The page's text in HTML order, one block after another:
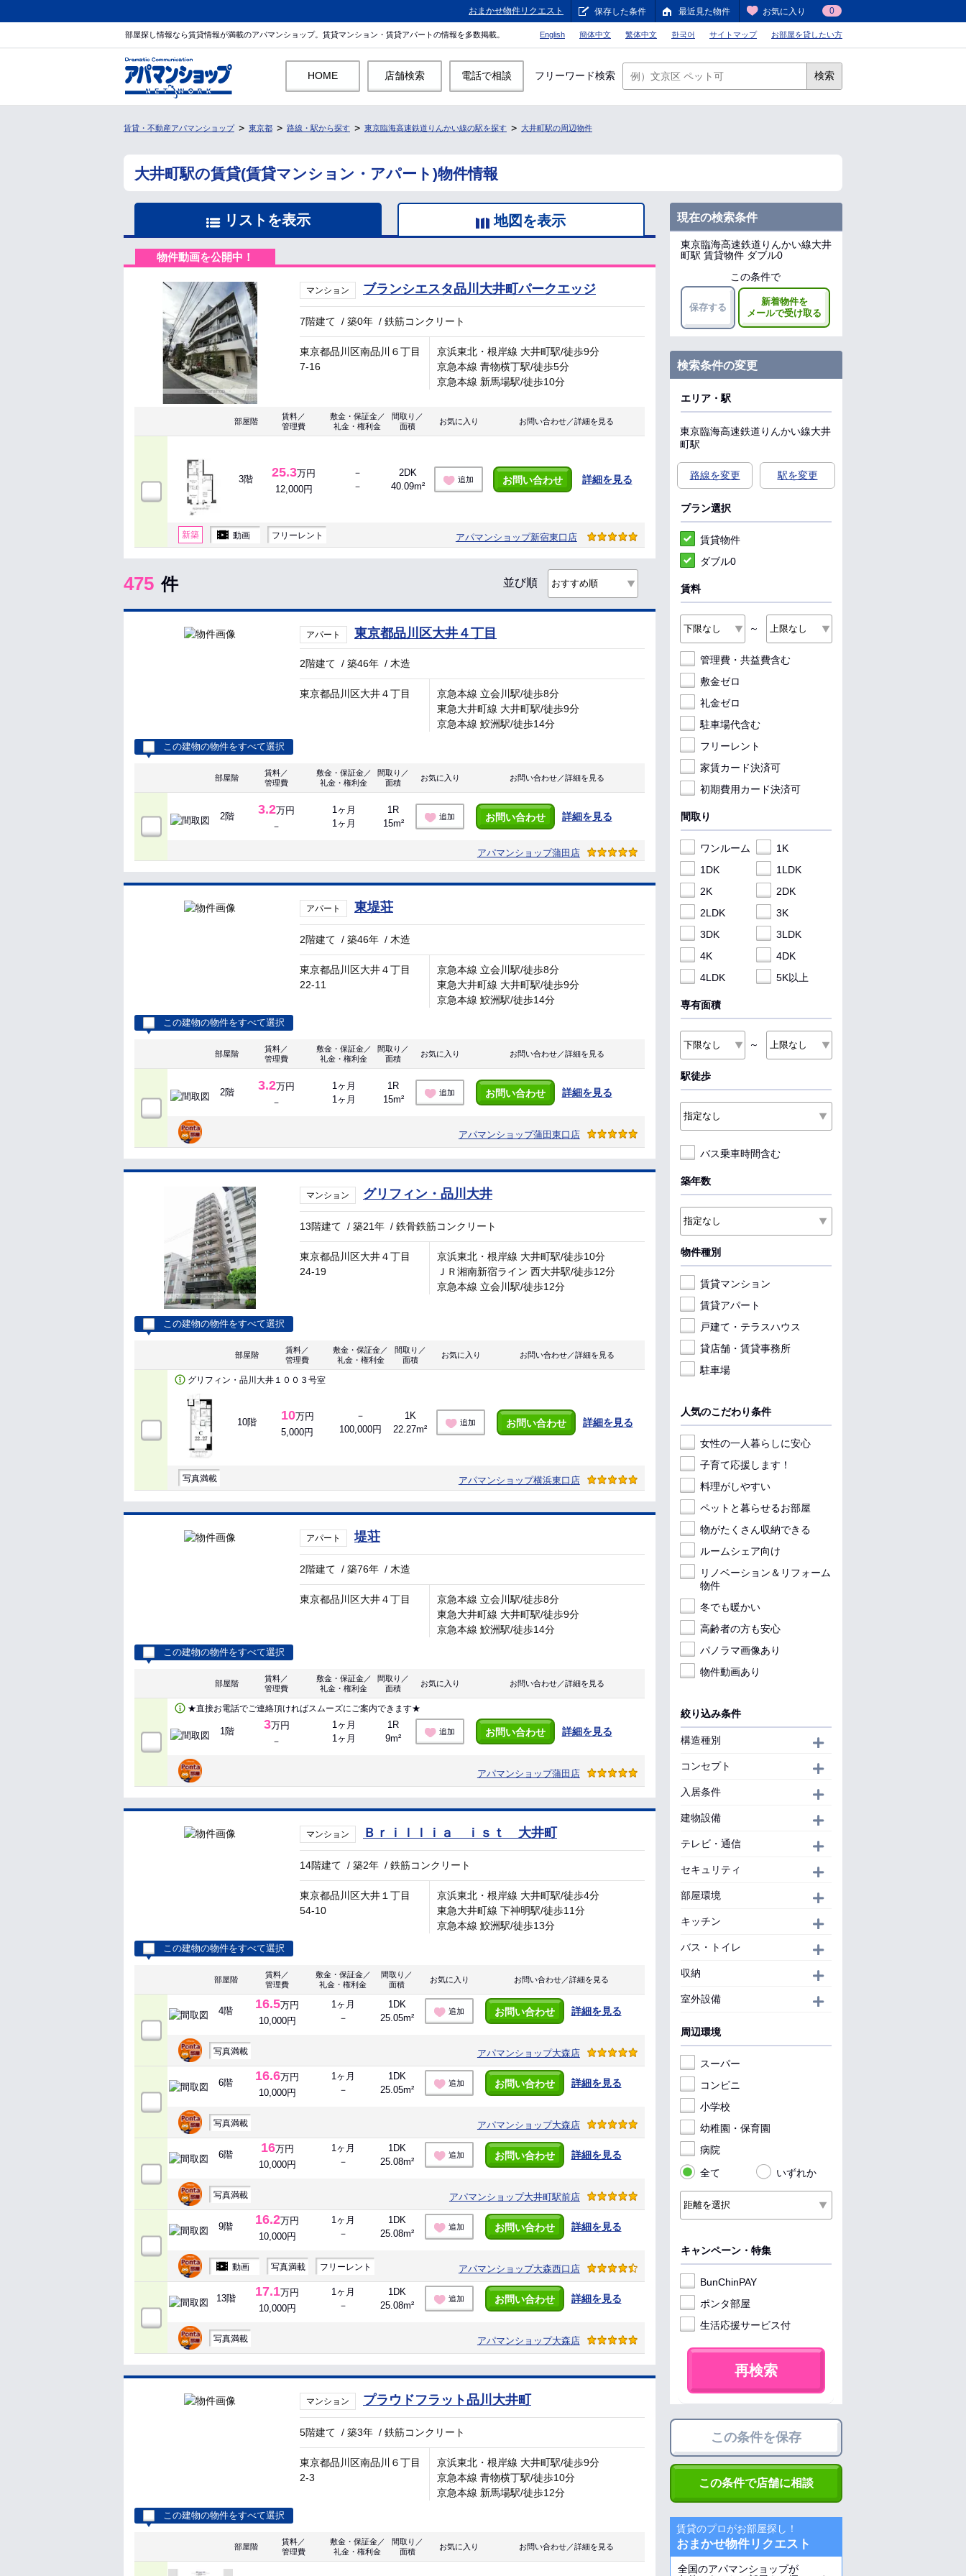
おまかせ物件リクエスト 保存した条件 最近見た物件 お気に入り 0
部屋探し情報なら賃貸情報が満載のアパマンショップ。賃貸マンション・賃貸アパートの情報を多数掲載。 English 簡体中文 繁体中文 한국어 サイトマップ お部屋を貸したい方
HOME 店舗検索 電話で相談 フリーワード検索 検索
賃貸・不動産アパマンショップ 東京都 路線・駅から探す 東京臨海高速鉄道りんかい線の駅を探す 大井町駅の周辺物件
大井町駅の賃貸(賃貸マンション・アパート)物件情報
リストを表示 地図を表示
物件動画を公開中！
マンション ブランシエスタ品川大井町パークエッジ
7階建て /築0年 /鉄筋コンクリート
東京都品川区南品川６丁目
7-16
京浜東北・根岸線 大井町駅/徒歩9分
京急本線 青物横丁駅/徒歩5分
京急本線 新馬場駅/徒歩10分
部屋階
賃料／
管理費
敷金・保証金／
礼金・権利金
間取り／
面積
お気に入り お問い合わせ／詳細を見る
3階 25.3万円
12,000円
－
－
2DK
40.09m²
追加 お問い合わせ 詳細を見る
新築 動画 フリーレント アパマンショップ新宿東口店
475 件 並び順
アパート 東京都品川区大井４丁目
2階建て /築46年 / 木造
東京都品川区大井４丁目
京急本線 立会川駅/徒歩8分
東急大井町線 大井町駅/徒歩9分
京急本線 鮫洲駅/徒歩14分
この建物の物件をすべて選択
部屋階
賃料／
管理費
敷金・保証金／
礼金・権利金
間取り／
面積
お気に入り お問い合わせ／詳細を見る
2階 3.2万円
－
1ヶ月
1ヶ月
1R
15m²
追加 お問い合わせ 詳細を見る
アパマンショップ蒲田店
アパート 東堤荘
2階建て /築46年 / 木造
東京都品川区大井４丁目
22-11
京急本線 立会川駅/徒歩8分
東急大井町線 大井町駅/徒歩9分
京急本線 鮫洲駅/徒歩14分
この建物の物件をすべて選択
部屋階
賃料／
管理費
敷金・保証金／
礼金・権利金
間取り／
面積
お気に入り お問い合わせ／詳細を見る
2階 3.2万円
－
1ヶ月
1ヶ月
1R
15m²
追加 お問い合わせ 詳細を見る
アパマンショップ蒲田東口店
マンション グリフィン・品川大井
13階建て /築21年 /鉄骨鉄筋コンクリート
東京都品川区大井４丁目
24-19
京浜東北・根岸線 大井町駅/徒歩10分
ＪＲ湘南新宿ライン 西大井駅/徒歩12分
京急本線 立会川駅/徒歩12分
この建物の物件をすべて選択
部屋階
賃料／
管理費
敷金・保証金／
礼金・権利金
間取り／
面積
お気に入り お問い合わせ／詳細を見る
グリフィン・品川大井１００３号室
10階 10万円
5,000円
－
100,000円
1K
22.27m²
追加 お問い合わせ 詳細を見る
写真満載 アパマンショップ横浜東口店
アパート 堤荘
2階建て /築76年 / 木造
東京都品川区大井４丁目
京急本線 立会川駅/徒歩8分
東急大井町線 大井町駅/徒歩9分
京急本線 鮫洲駅/徒歩14分
この建物の物件をすべて選択
部屋階
賃料／
管理費
敷金・保証金／
礼金・権利金
間取り／
面積
お気に入り お問い合わせ／詳細を見る
★直接お電話でご連絡頂ければスムーズにご案内できます★
1階 3万円
－
1ヶ月
1ヶ月
1R
9m²
追加 お問い合わせ 詳細を見る
アパマンショップ蒲田店
マンション Ｂｒｉｌｌｉａ ｉｓｔ 大井町
14階建て /築2年 /鉄筋コンクリート
東京都品川区大井１丁目
54-10
京浜東北・根岸線 大井町駅/徒歩4分
東急大井町線 下神明駅/徒歩11分
京急本線 鮫洲駅/徒歩13分
この建物の物件をすべて選択
部屋階
賃料／
管理費
敷金・保証金／
礼金・権利金
間取り／
面積
お気に入り お問い合わせ／詳細を見る
4階 16.5万円
10,000円
1ヶ月
－
1DK
25.05m²
追加 お問い合わせ 詳細を見る
写真満載 アパマンショップ大森店
6階 16.6万円
10,000円
1ヶ月
－
1DK
25.05m²
追加 お問い合わせ 詳細を見る
写真満載 アパマンショップ大森店
6階 16万円
10,000円
1ヶ月
－
1DK
25.08m²
追加 お問い合わせ 詳細を見る
写真満載 アパマンショップ大井町駅前店
9階 16.2万円
10,000円
1ヶ月
－
1DK
25.08m²
追加 お問い合わせ 詳細を見る
動画 写真満載 フリーレント アパマンショップ大森西口店
13階 17.1万円
10,000円
1ヶ月
－
1DK
25.08m²
追加 お問い合わせ 詳細を見る
写真満載 アパマンショップ大森店
マンション プラウドフラット品川大井町
5階建て /築3年 /鉄筋コンクリート
東京都品川区南品川６丁目
2-3
京浜東北・根岸線 大井町駅/徒歩9分
京急本線 青物横丁駅/徒歩10分
京急本線 新馬場駅/徒歩12分
この建物の物件をすべて選択
部屋階
賃料／
管理費
敷金・保証金／
礼金・権利金
間取り／
面積
お気に入り お問い合わせ／詳細を見る
現在の検索条件
東京臨海高速鉄道りんかい線大井
町駅 賃貸物件 ダブル0
この条件で
保存する
新着物件を
メールで受け取る
検索条件の変更
エリア・駅
東京臨海高速鉄道りんかい線大井
町駅
路線を変更 駅を変更
プラン選択
賃貸物件
ダブル0
賃料
～
管理費・共益費含む
敷金ゼロ
礼金ゼロ
駐車場代含む
フリーレント
家賃カード決済可
初期費用カード決済可
間取り
ワンルーム
1K
1DK
1LDK
2K
2DK
2LDK
3K
3DK
3LDK
4K
4DK
4LDK
5K以上
専有面積
～
駅徒歩
バス乗車時間含む
築年数
物件種別
賃貸マンション
賃貸アパート
戸建て・テラスハウス
貸店舗・賃貸事務所
駐車場
人気のこだわり条件
女性の一人暮らしに安心
子育て応援します！
料理がしやすい
ペットと暮らせるお部屋
物がたくさん収納できる
ルームシェア向け
リノベーション＆リフォーム
物件
冬でも暖かい
高齢者の方も安心
パノラマ画像あり
物件動画あり
絞り込み条件
構造種別
コンセプト
入居条件
建物設備
テレビ・通信
セキュリティ
部屋環境
キッチン
バス・トイレ
収納
室外設備
周辺環境
スーパー
コンビニ
小学校
幼稚園・保育園
病院
全て
いずれか
キャンペーン・特集
BunChinPAY
ポンタ部屋
生活応援サービス付
再検索
この条件を保存
この条件で店舗に相談
賃貸のプロがお部屋探し！
おまかせ物件リクエスト
全国のアパマンショップが